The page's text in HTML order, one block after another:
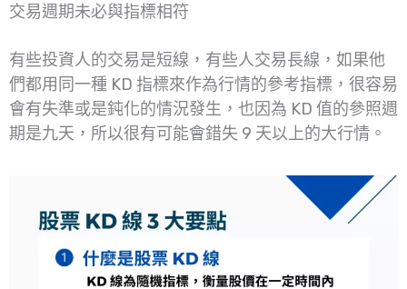
交易週期未必與指標相符
有些投資人的交易是短線，有些人交易長線，如果他
們都用同一種 KD 指標來作為行情的參考指標，很容易
會有失準或是鈍化的情況發生，也因為 KD 值的參照週
期是九天，所以很有可能會錯失 9 天以上的大行情。